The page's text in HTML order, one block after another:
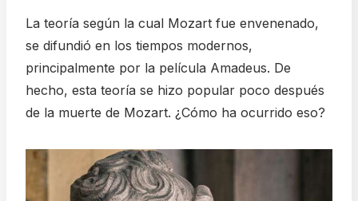
La teoría según la cual Mozart fue envenenado,
se difundió en los tiempos modernos,
principalmente por la película Amadeus. De
hecho, esta teoría se hizo popular poco después
de la muerte de Mozart. ¿Cómo ha ocurrido eso?